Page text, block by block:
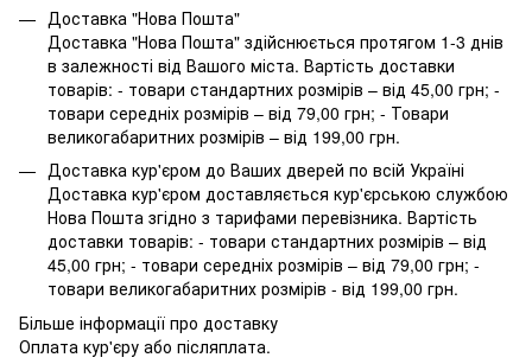
Доставка "Нова Пошта"
Доставка "Нова Пошта" здійснюється протягом 1-3 днів
в залежності від Вашого міста. Вартість доставки
товарів: - товари стандартних розмірів – від 45,00 грн; -
товари середніх розмірів – від 79,00 грн; - Товари
великогабаритних розмірів – від 199,00 грн.
Доставка кур'єром до Ваших дверей по всій Україні
Доставка кур'єром доставляється кур'єрською службою
Нова Пошта згідно з тарифами перевізника. Вартість
доставки товарів: - товари стандартних розмірів – від
45,00 грн; - товари середніх розмірів – від 79,00 грн; -
товари великогабаритних розмірів - від 199,00 грн.
Більше інформації про доставку
Оплата кур'єру або післяплата.